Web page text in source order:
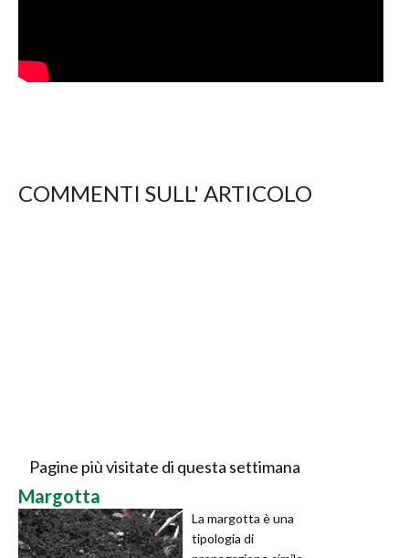
COMMENTI SULL' ARTICOLO
Pagine più visitate di questa settimana
Margotta
La margotta è una
tipologia di